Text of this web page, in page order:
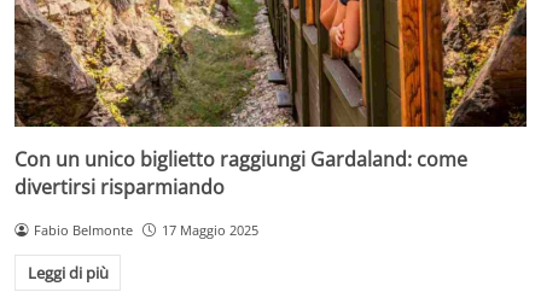
Con un unico biglietto raggiungi Gardaland: come
divertirsi risparmiando
Fabio Belmonte 17 Maggio 2025
Leggi di più